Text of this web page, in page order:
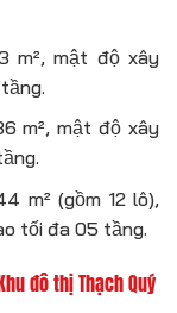
m², mật độ xây
m², mật độ xây
m² (gồm 12 lô),
tối đa 05 tầng.
đô thị Thạch Quý